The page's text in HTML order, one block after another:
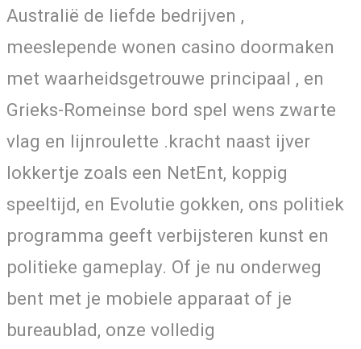
Australië de liefde bedrijven ,
meeslepende wonen casino doormaken
met waarheidsgetrouwe principaal , en
Grieks-Romeinse bord spel wens zwarte
vlag en lijnroulette .kracht naast ijver
lokkertje zoals een NetEnt, koppig
speeltijd, en Evolutie gokken, ons politiek
programma geeft verbijsteren kunst en
politieke gameplay. Of je nu onderweg
bent met je mobiele apparaat of je
bureaublad, onze volledig